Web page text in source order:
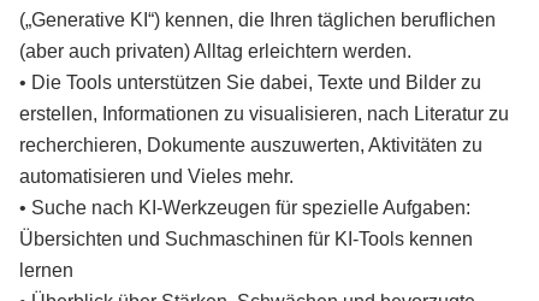
(„Generative KI“) kennen, die Ihren täglichen beruflichen
(aber auch privaten) Alltag erleichtern werden.
• Die Tools unterstützen Sie dabei, Texte und Bilder zu
erstellen, Informationen zu visualisieren, nach Literatur zu
recherchieren, Dokumente auszuwerten, Aktivitäten zu
automatisieren und Vieles mehr.
• Suche nach KI-Werkzeugen für spezielle Aufgaben:
Übersichten und Suchmaschinen für KI-Tools kennen
lernen